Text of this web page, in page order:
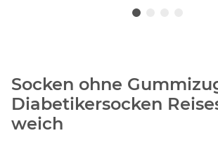
Socken ohne
Diabetikersocken
weich